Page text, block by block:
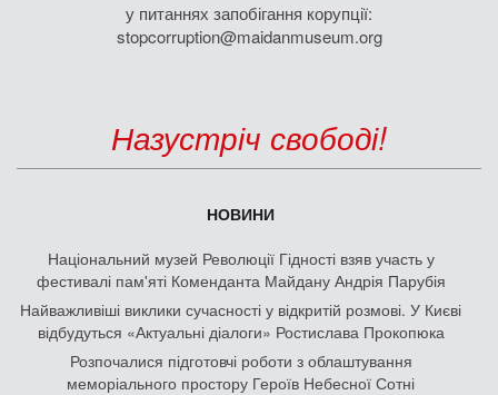
у питаннях запобігання корупції:
stopcorruption@maidanmuseum.org
Назустріч свободі!
НОВИНИ
Національний музей Революції Гідності взяв участь у
фестивалі пам'яті Коменданта Майдану Андрія Парубія
Найважливіші виклики сучасності у відкритій розмові. У Києві
відбудуться «Актуальні діалоги» Ростислава Прокопюка
Розпочалися підготовчі роботи з облаштування
меморіального простору Героїв Небесної Сотні